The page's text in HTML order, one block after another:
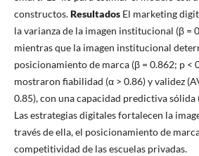
constructos.ResultadosEl marketing
la varianza de la imagen institucional (β =
mientras que la imagen institucional
posicionamiento de marca (β = 0.862; p <
mostraron fiabilidad (α > 0.86) y validez
0.85), con una capacidad predictiva sólida
Las estrategias digitales fortalecen la
través de ella, el posicionamiento de
competitividad de las escuelas privadas.